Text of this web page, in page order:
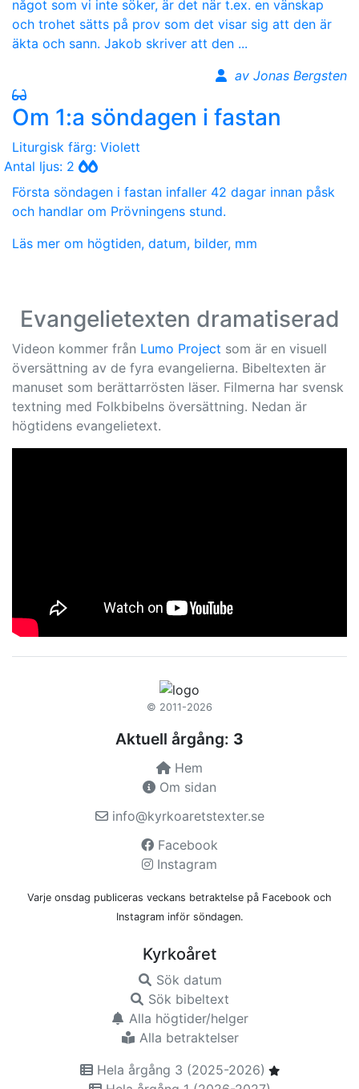
något som vi inte söker, är det när t.ex. en vänskap
och trohet sätts på prov som det visar sig att den är
äkta och sann. Jakob skriver att den ...
av Jonas Bergsten
Om 1:a söndagen i fastan
Liturgisk färg: Violett
Antal ljus: 2
Första söndagen i fastan infaller 42 dagar innan påsk
och handlar om Prövningens stund.
Läs mer om högtiden, datum, bilder, mm
Evangelietexten dramatiserad
Videon kommer från Lumo Project som är en visuell
översättning av de fyra evangelierna. Bibeltexten är
manuset som berättarrösten läser. Filmerna har svensk
textning med Folkbibelns översättning. Nedan är
högtidens evangelietext.
© 2011-2026
Aktuell årgång: 3
Hem
Om sidan
info@kyrkoaretstexter.se
Facebook
Instagram
Varje onsdag publiceras veckans betraktelse på Facebook och
Instagram inför söndagen.
Kyrkoåret
Sök datum
Sök bibeltext
Alla högtider/helger
Alla betraktelser
Hela årgång 3 (2025-2026)